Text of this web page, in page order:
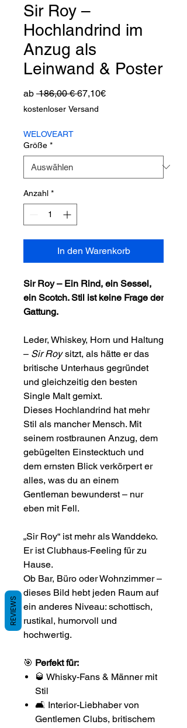
Sir Roy –
Hochlandrind im
Anzug als
Leinwand & Poster
ab 186,00 € Standardpreis
67,10€Sale-
kostenloser Versand
WELOVEART
Größe *
Anzahl *
In den Warenkorb
Sir Roy – Ein Rind, ein Sessel,
ein Scotch. Stil ist keine Frage der
Gattung.
Leder, Whiskey, Horn und Haltung
– Sir Roysitzt, als hätte er das
britische Unterhaus gegründet
und gleichzeitig den besten
Single Malt gemixt.
Dieses Hochlandrind hat mehr
Stil als mancher Mensch. Mit
seinem rostbraunen Anzug, dem
gebügelten Einstecktuch und
dem ernsten Blick verkörpert er
alles, was du an einem
Gentleman bewunderst – nur
eben mit Fell.
„Sir Roy“ ist mehr als Wanddeko.
Er ist Clubhaus-Feeling für zu
Hause.
Ob Bar, Büro oder Wohnzimmer –
dieses Bild hebt jeden Raum auf
ein anderes Niveau: schottisch,
rustikal, humorvoll und
hochwertig.
🎯 Perfekt für:
🥃 Whisky-Fans & Männer mit
Stil
🛋️ Interior-Liebhaber von
Gentlemen Clubs, britischem
REVIEWS